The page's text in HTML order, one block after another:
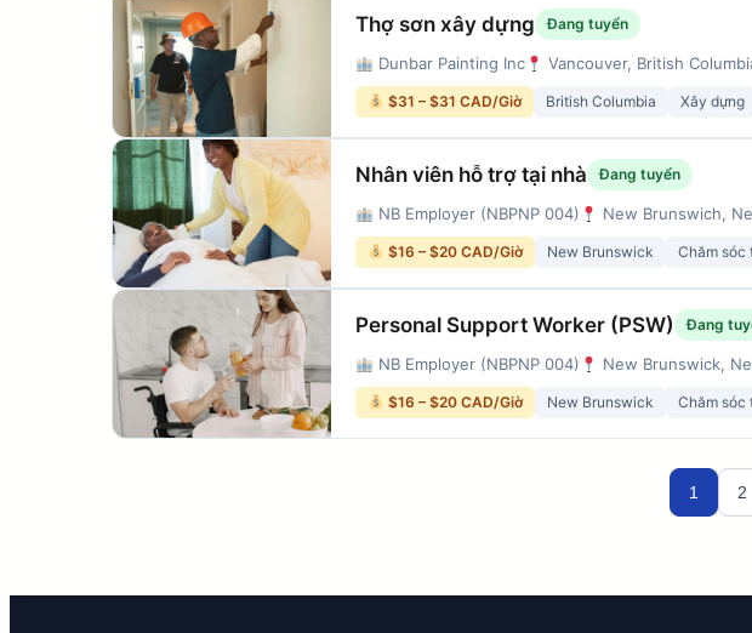
Thợ sơn xây dựng Đang tuyển
Dunbar Painting Inc Vancouver, British
$31 – $31 CAD/Giờ British Columbia Xây dựng
Nhân viên hỗ trợ tại nhà Đang tuyển
NB Employer (NBPNP 004) New Brunswich,
$16 – $20 CAD/Giờ New Brunswick Chăm sóc
Personal Support Worker (PSW) Đang
NB Employer (NBPNP 004) New Brunswick,
$16 – $20 CAD/Giờ New Brunswick Chăm sóc
1 2